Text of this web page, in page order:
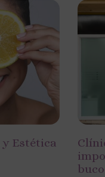
y Estética